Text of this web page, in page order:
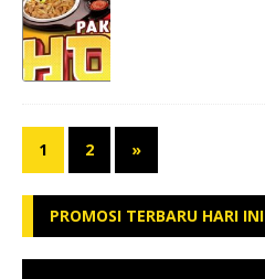
1 2 »
PROMOSI TERBARU HARI INI